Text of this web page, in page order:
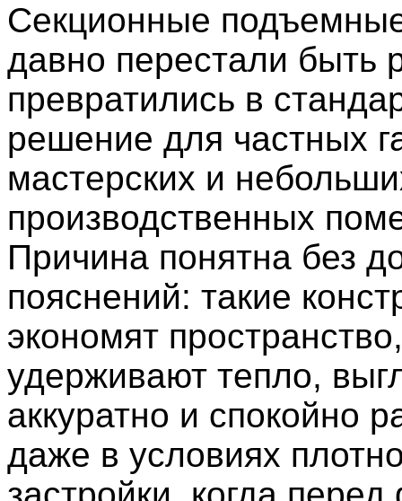
Секционные
давно перестали быть
превратились в
решение для частных
мастерских и
производственных
Причина понятна без
пояснений: такие
экономят пространство,
удерживают тепло,
аккуратно и спокойно
даже в условиях